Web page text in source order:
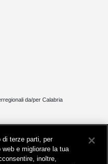
da/per Calabria
di terze parti, per
e migliorare la tua
inoltre,